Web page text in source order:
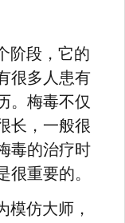
阶段，它的
很多人患有
。梅毒不仅
长，一般很
毒的治疗时
很重要的。
模仿大师，